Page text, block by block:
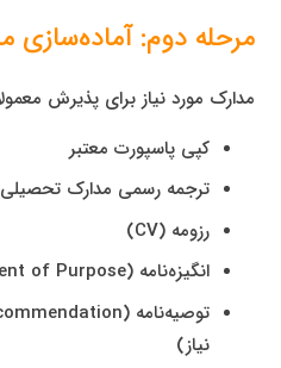
مرحله دوم: آماده‌سازی
مدارک مورد نیاز برای پذیرش
کپی پاسپورت معتبر
ترجمه رسمی مدارک تحصیلی
رزومه (CV)
انگیزه‌نامه (Statement of Purpose)
نیاز)